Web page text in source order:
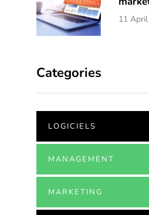
11
Categories
LOGICIELS
MANAGEMENT
MARKETING